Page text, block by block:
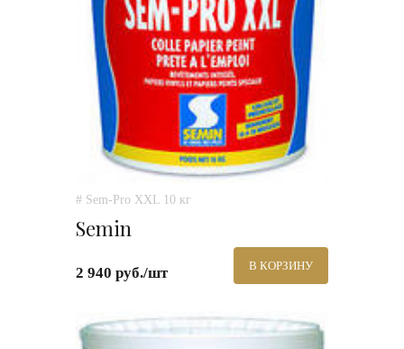
# Sem-Pro XXL 10 кг
Semin
2 940 руб./шт В КОРЗИНУ